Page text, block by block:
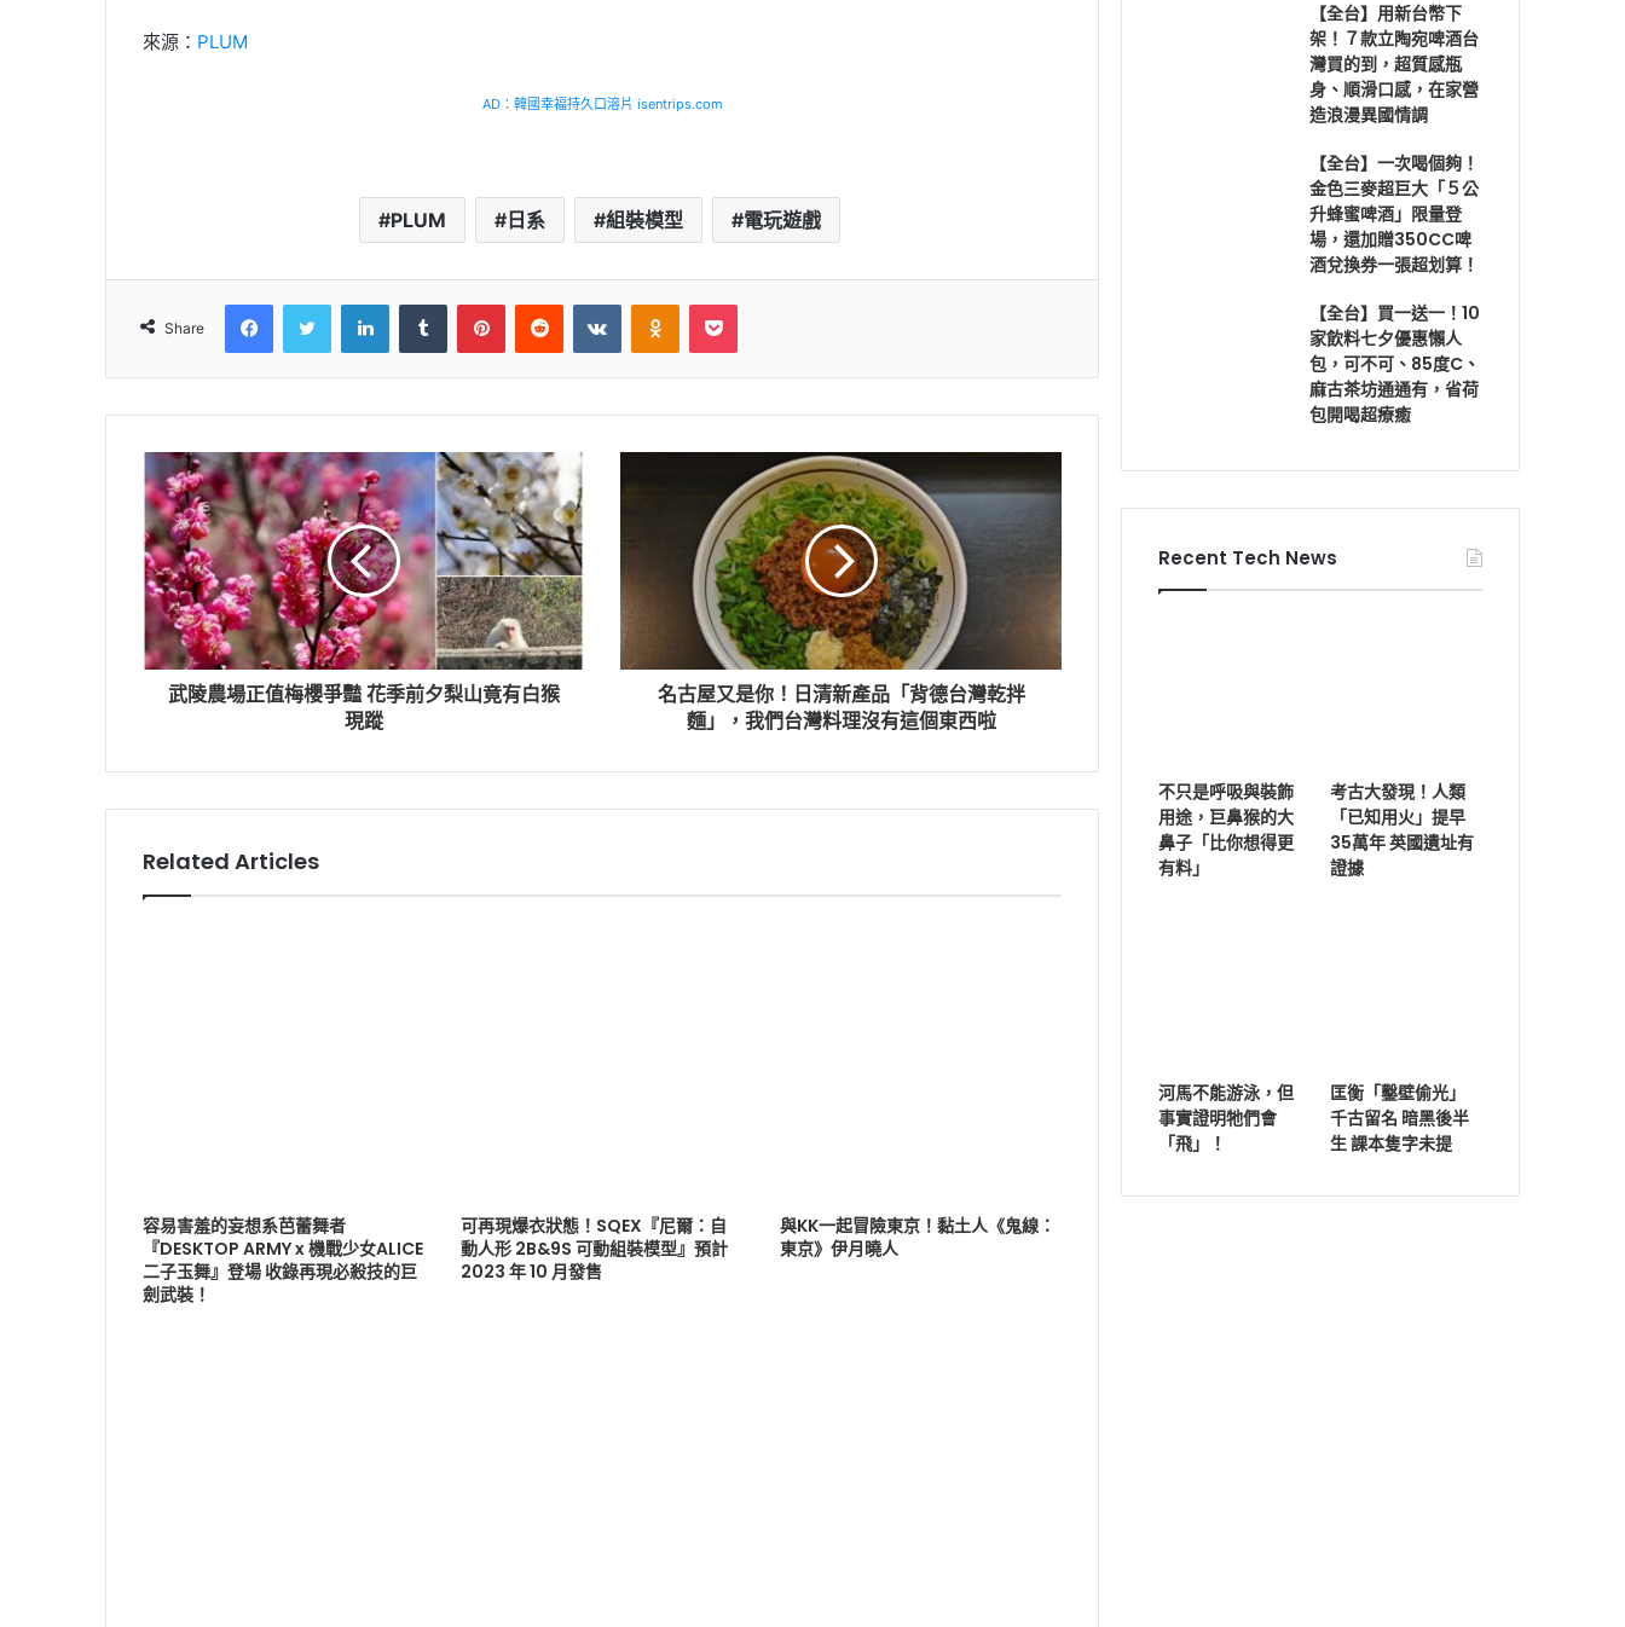
來源： PLUM
AD：韓國幸福持久口溶片 isentrips.com
PLUM 日系 組裝模型 電玩遊戲
Share
FacebookTwitter LinkedInTumblr PinterestReddit VKontakteOdnoklassniki
Pocket
武陵農場正值梅櫻爭豔 花季前夕梨山竟有白猴
現蹤
名古屋又是你！日清新產品「背德台灣乾拌
麵」，我們台灣料理沒有這個東西啦
Related Articles
容易害羞的妄想系芭蕾舞者
『DESKTOP ARMY x 機戰少女ALICE
二子玉舞』登場 收錄再現必殺技的巨
劍武裝！
可再現爆衣狀態！SQEX『尼爾：自
動人形 2B&9S 可動組裝模型』預計
2023 年 10 月發售
與KK一起冒險東京！黏土人《鬼線：
東京》伊月曉人
【全台】用新台幣下
架！７款立陶宛啤酒台
灣買的到，超質感瓶
身、順滑口感，在家營
造浪漫異國情調
【全台】一次喝個夠！
金色三麥超巨大「５公
升蜂蜜啤酒」限量登
場，還加贈350CC啤
酒兌換券一張超划算！
【全台】買一送一！10
家飲料七夕優惠懶人
包，可不可、85度C、
麻古茶坊通通有，省荷
包開喝超療癒
Recent Tech News
不只是呼吸與裝飾
用途，巨鼻猴的大
鼻子「比你想得更
有料」
考古大發現！人類
「已知用火」提早
35萬年 英國遺址有
證據
河馬不能游泳，但
事實證明牠們會
「飛」！
匡衡「鑿壁偷光」
千古留名 暗黑後半
生 課本隻字未提